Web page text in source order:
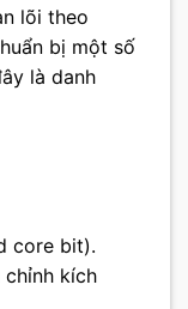
lõi theo
bị một số
là danh
core bit).
chỉnh kích